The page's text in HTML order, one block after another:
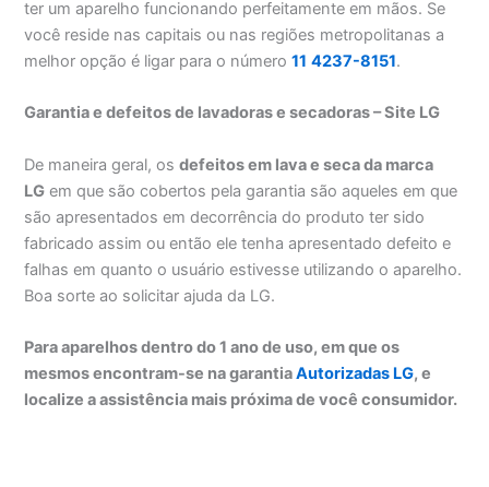
ter um aparelho funcionando perfeitamente em mãos. Se
você reside nas capitais ou nas regiões metropolitanas a
melhor opção é ligar para o número11 4237-8151.
Garantia e defeitos de lavadoras e secadoras – Site LG
De maneira geral, osdefeitos em lava e seca da marca
LG em que são cobertos pela garantia são aqueles em que
são apresentados em decorrência do produto ter sido
fabricado assim ou então ele tenha apresentado defeito e
falhas em quanto o usuário estivesse utilizando o aparelho.
Boa sorte ao solicitar ajuda da LG.
Para aparelhos dentro do 1 ano de uso, em que os
mesmos encontram-se na garantiaAutorizadas LG, e
localize a assistência mais próxima de você consumidor.